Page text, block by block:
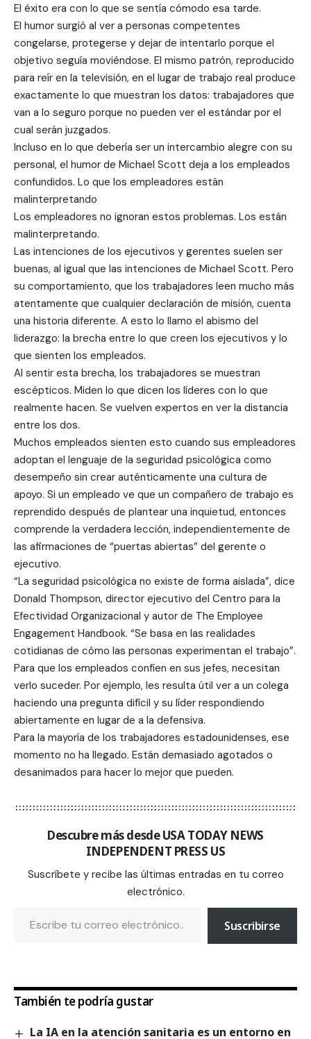
El éxito era con lo que se sentía cómodo esa tarde.
El humor surgió al ver a personas competentes
congelarse, protegerse y dejar de intentarlo porque el
objetivo seguía moviéndose. El mismo patrón, reproducido
para reír en la televisión, en el lugar de trabajo real produce
exactamente lo que muestran los datos: trabajadores que
van a lo seguro porque no pueden ver el estándar por el
cual serán juzgados.
Incluso en lo que debería ser un intercambio alegre con su
personal, el humor de Michael Scott deja a los empleados
confundidos. Lo que los empleadores están
malinterpretando
Los empleadores no ignoran estos problemas. Los están
malinterpretando.
Las intenciones de los ejecutivos y gerentes suelen ser
buenas, al igual que las intenciones de Michael Scott. Pero
su comportamiento, que los trabajadores leen mucho más
atentamente que cualquier declaración de misión, cuenta
una historia diferente. A esto lo llamo el abismo del
liderazgo: la brecha entre lo que creen los ejecutivos y lo
que sienten los empleados.
Al sentir esta brecha, los trabajadores se muestran
escépticos. Miden lo que dicen los líderes con lo que
realmente hacen. Se vuelven expertos en ver la distancia
entre los dos.
Muchos empleados sienten esto cuando sus empleadores
adoptan el lenguaje de la seguridad psicológica como
desempeño sin crear auténticamente una cultura de
apoyo. Si un empleado ve que un compañero de trabajo es
reprendido después de plantear una inquietud, entonces
comprende la verdadera lección, independientemente de
las afirmaciones de “puertas abiertas” del gerente o
ejecutivo.
“La seguridad psicológica no existe de forma aislada”, dice
Donald Thompson, director ejecutivo del Centro para la
Efectividad Organizacional y autor de The Employee
Engagement Handbook. “Se basa en las realidades
cotidianas de cómo las personas experimentan el trabajo”.
Para que los empleados confíen en sus jefes, necesitan
verlo suceder. Por ejemplo, les resulta útil ver a un colega
haciendo una pregunta difícil y su líder respondiendo
abiertamente en lugar de a la defensiva.
Para la mayoría de los trabajadores estadounidenses, ese
momento no ha llegado. Están demasiado agotados o
desanimados para hacer lo mejor que pueden.
Descubre más desde USA TODAY NEWS
INDEPENDENT PRESS US
Suscríbete y recibe las últimas entradas en tu correo
electrónico.
Suscribirse
También te podría gustar
La IA en la atención sanitaria es un entorno en